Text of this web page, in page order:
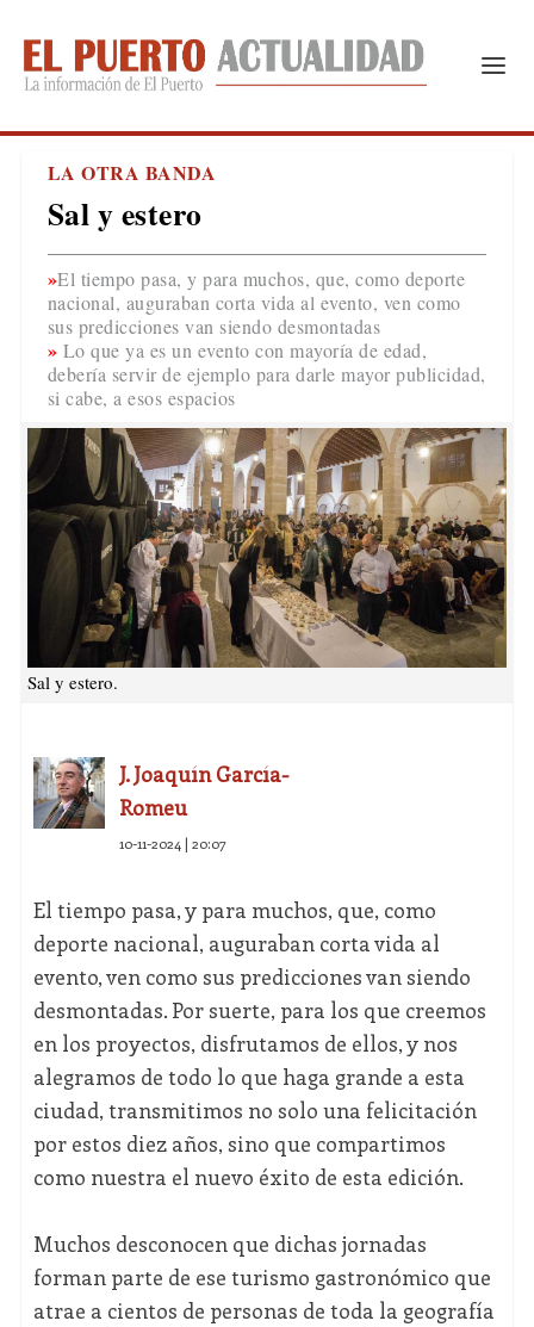
LA OTRA BANDA
Sal y estero
El tiempo pasa, y para muchos, que, como deporte
nacional, auguraban corta vida al evento, ven como
sus predicciones van siendo desmontadas
Lo que ya es un evento con mayoría de edad,
debería servir de ejemplo para darle mayor publicidad,
si cabe, a esos espacios
Sal y estero.
J. Joaquín García-
Romeu
10-11-2024 | 20:07
El tiempo pasa, y para muchos, que, como
deporte nacional, auguraban corta vida al
evento, ven como sus predicciones van siendo
desmontadas. Por suerte, para los que creemos
en los proyectos, disfrutamos de ellos, y nos
alegramos de todo lo que haga grande a esta
ciudad, transmitimos no solo una felicitación
por estos diez años, sino que compartimos
como nuestra el nuevo éxito de esta edición.
Muchos desconocen que dichas jornadas
forman parte de ese turismo gastronómico que
atrae a cientos de personas de toda la geografía